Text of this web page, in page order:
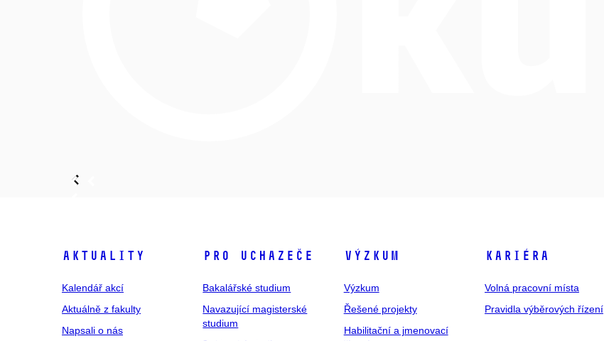
Aktuality
Kalendář akcí
Aktuálně z fakulty
Napsali o nás
Pro uchazeče
Bakalářské studium
Navazující magisterské
studium
Výzkum
Výzkum
Řešené projekty
Habilitační a jmenovací
Kariéra
Volná pracovní místa
Pravidla výběrových řízení